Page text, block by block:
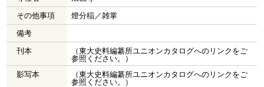
その他事項
燈分稲／雑掌
備考
刊本
（東大史料編纂所ユニオンカタログへのリンクをご
参照ください。）
影写本
（東大史料編纂所ユニオンカタログへのリンクをご
参照ください。）